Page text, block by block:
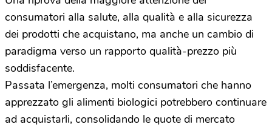
consumatori alla salute, alla qualità e alla sicurezza
dei prodotti che acquistano, ma anche un cambio di
paradigma verso un rapporto qualità-prezzo più
soddisfacente.
Passata l’emergenza, molti consumatori che hanno
apprezzato gli alimenti biologici potrebbero continuare
ad acquistarli, consolidando le quote di mercato